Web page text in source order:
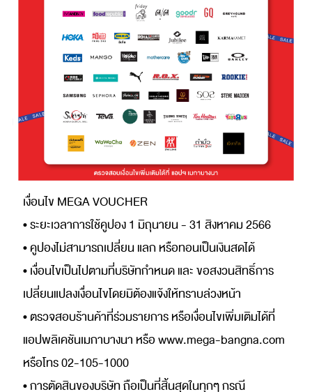
เงื่อนไข MEGA VOUCHER
• ระยะเวลาการใช้คูปอง 1 มิถุนายน - 31 สิงหาคม 2566
• คูปองไม่สามารถเปลี่ยน แลก หรือทอนเป็นเงินสดได้
• เงื่อนไขเป็นไปตามที่บริษัทกําหนด และ ขอสงวนสิทธิ์การ
เปลี่ยนแปลงเงื่อนไขโดยมิต้องแจ้งให้ทราบล่วงหน้า
• ตรวจสอบร้านค้าที่ร่วมรายการ หรือเงื่อนไขเพิ่มเติมได้ที่
แอปพลิเคชันเมกาบางนา หรือ www.mega-bangna.com
หรือโทร 02-105-1000
• การตัดสินของบริษัท ถือเป็นที่สิ้นสุดในทุกๆ กรณี